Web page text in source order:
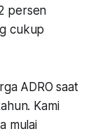
persen
cukup
ADRO saat
Kami
mulai